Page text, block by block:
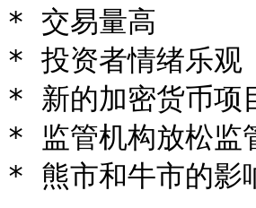
* 交易量高
* 投资者情绪乐观
* 新的加密货币项
* 监管机构放松监
* 熊市和牛市的影